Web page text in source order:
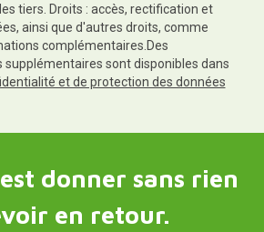
tiers. Droits : accès, rectification et
ainsi que d'autres droits, comme
complémentaires.Des
sont disponibles dans
et de protection des données
donner sans rien
en retour.